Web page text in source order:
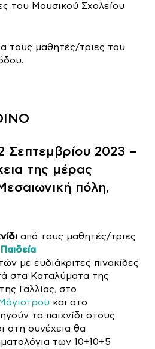
του Μουσικού Σχολείου
τους μαθητές/τριες του
Σεπτεμβρίου 2023 –
της μέρας
πόλη,
από τους μαθητές/τριες
με ευδιάκριτες πινακίδες
στα Καταλύματα της
Γαλλίας, στο
και στο
το παιχνίδι στους
στη συνέχεια θα
των 10+10+5